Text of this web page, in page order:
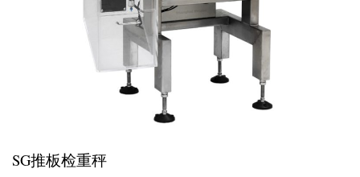
SG推板检重秤